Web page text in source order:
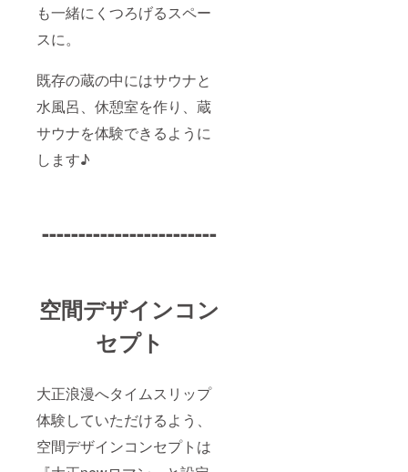
も一緒にくつろげるスペー
スに。
既存の蔵の中にはサウナと
水風呂、休憩室を作り、蔵
サウナを体験できるように
します♪
------------------------
空間デザインコン
セプト
大正浪漫へタイムスリップ
体験していただけるよう、
空間デザインコンセプトは